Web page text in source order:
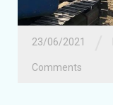
23/06/2021
Comments